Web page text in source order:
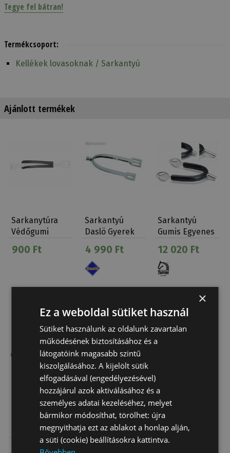
Tegye fel bátran!
Termékcsoport:
Kellékek lovasoknak / Sarkantyú
Ajánlott termékek
Sarkanytúra
Védőgumi
900 Ft
Sarkantyú
Daslö Gyerek
Mm)
4 990 Ft
Sarkantyú
Gumis Egyenes
12 020 Ft
Sarkantyú
Daslö Gyerek
Gömb 15 Mm
5 000 Ft
Sarkantyú
Daslö Egyenes
Felnőtt (15 Mm)
Sarkantyú
Tattini Egyenes
(20 Mm)
×
Ez a weboldal sütiket használ
Sütiket használunk az oldalunk zavartalan
működésének biztosításához és a
látogatóink magasabb szintű
kiszolgálásához. A kijelölt sütik
elfogadásával (engedélyezésével)
hozzájárul azok aktiválásához és a
személyes adatai kezeléséhez, melyet
bármikor módosíthat, törölhet: újra
megnyithatja ezt az ablakot a honlap alján,
a süti (cookie) beállításokra kattintva.